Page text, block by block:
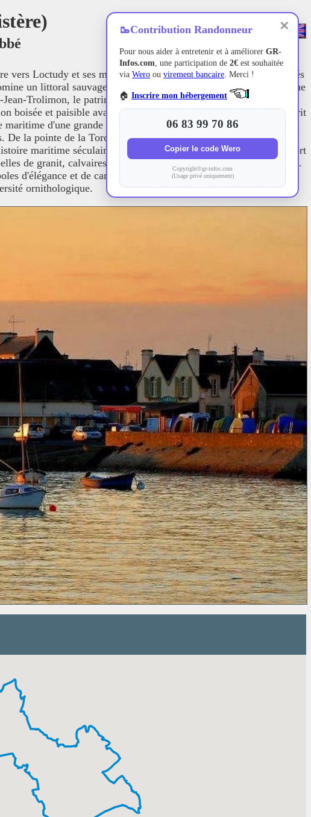
Loctudy et ses manoirs, puis rejoint les ports de pêche animés
un littoral sauvage où la nature affronte les embruns, tandis que
Trolimon, le patrimoine religieux s'exprime par de calvaires
boisée et paisible avant de retrouver les rivages abrités de Combrit
d'une grande richesse écologique. Le Pays Bigouden, à la
la pointe de la Torche et ses dunes sauvages jusqu'aux rochers
maritime séculaire, rythmée par le retour des chalutiers au port
de granit, calvaires ciselés et célèbres manoirs de l'arrière-pays.
d'élégance et de caractère. Les marais de Pen-Enez et la baie
ornithologique.
✕
🥾Contribution Randonneur
Pour nous aider à entretenir et à améliorer GR-
Infos.com, une participation de 2€ est souhaitée
via Wero ou virement bancaire. Merci !
🏠 Inscrire mon hébergement
06 83 99 70 86
Copier le code Wero
Copyright©gr-infos.com
(Usage privé uniquement)